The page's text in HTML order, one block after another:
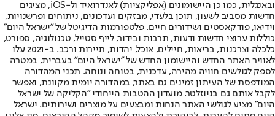
ובאנגלית, כמו כן היישומונים (אפליקציות) לאנדרואיד ול-iOS, מציגים
חדשות מסביב לשעון, תוכן בלעדי, מבזקים ועדכונים, ניתוחים ופרשנויות,
וידיאו, פודקאסטים ושידורים חיים. פלטפורמות הדיגיטל של "ישראל היום"
כוללות ערוצי חדשות ודעות, תרבות ובידור, לייף סטייל, טכנולוגיה, ספורט,
כלכלה וצרכנות, בריאות, חיילים, אוכל, יהדות, תיירות ורכב. ב-2021 עלו
לאוויר האתר החדש והיישומון החדש של "ישראל היום" בעברית, במטרה
לספק לגולשים חוויה מהירה, עדכנית, בטוחה ונוחה. תכני המהדורה
המודפסת של העיתון זמינים גם באתר, במהדורה יומית מקוונת, ואפשר
לקבל אותם גם בניוזלטר. מועדון ההטבות הייחודי "הקליקה של ישראל
היום" מציע לגולשי האתר הנחות ומבצעים על מוצרים ושירותים. ישראל